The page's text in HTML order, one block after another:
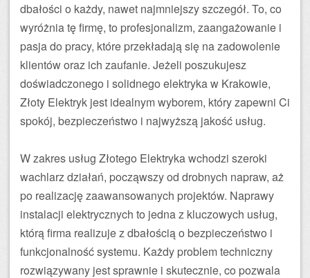
dbałości o każdy, nawet najmniejszy szczegół. To, co
wyróżnia tę firmę, to profesjonalizm, zaangażowanie i
pasja do pracy, które przekładają się na zadowolenie
klientów oraz ich zaufanie. Jeżeli poszukujesz
doświadczonego i solidnego elektryka w Krakowie,
Złoty Elektryk jest idealnym wyborem, który zapewni Ci
spokój, bezpieczeństwo i najwyższą jakość usług.
W zakres usług Złotego Elektryka wchodzi szeroki
wachlarz działań, począwszy od drobnych napraw, aż
po realizację zaawansowanych projektów. Naprawy
instalacji elektrycznych to jedna z kluczowych usług,
którą firma realizuje z dbałością o bezpieczeństwo i
funkcjonalność systemu. Każdy problem techniczny
rozwiązywany jest sprawnie i skutecznie, co pozwala